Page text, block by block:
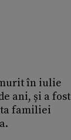
în iulie
ani, și a fost
familiei